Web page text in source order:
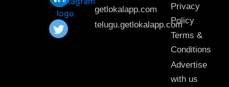
getlokalapp.com
telugu.getlokalapp.com
Privacy
Policy
Terms &
Conditions
Advertise
with us